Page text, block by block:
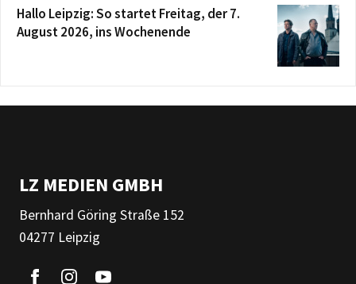
Hallo Leipzig: So startet Freitag, der 7.
August 2026, ins Wochenende
LZ MEDIEN GMBH
Bernhard Göring Straße 152
04277 Leipzig